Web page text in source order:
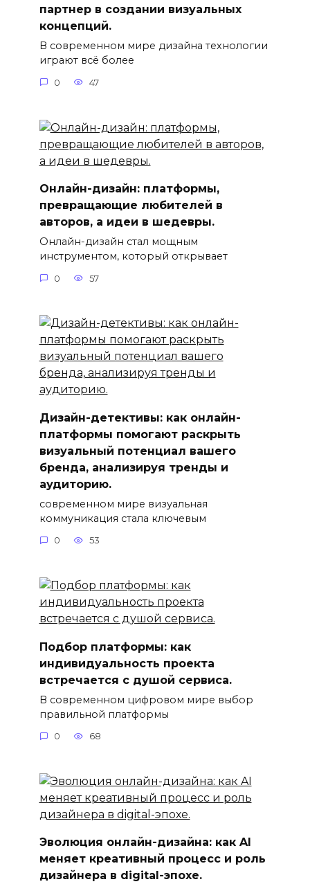
партнер в создании визуальных
концепций.
В современном мире дизайна технологии
играют всё более
0 47
Онлайн-дизайн: платформы,
превращающие любителей в
авторов, а идеи в шедевры.
Онлайн-дизайн стал мощным
инструментом, который открывает
0 57
Дизайн-детективы: как онлайн-
платформы помогают раскрыть
визуальный потенциал вашего
бренда, анализируя тренды и
аудиторию.
современном мире визуальная
коммуникация стала ключевым
0 53
Подбор платформы: как
индивидуальность проекта
встречается с душой сервиса.
В современном цифровом мире выбор
правильной платформы
0 68
Эволюция онлайн-дизайна: как AI
меняет креативный процесс и роль
дизайнера в digital-эпохе.